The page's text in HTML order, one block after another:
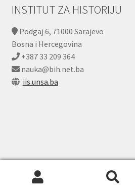
INSTITUT ZA HISTORIJU
Podgaj 6, 71000 Sarajevo
Bosna i Hercegovina
+387 33 209 364
nauka@bih.net.ba
iis.unsa.ba
© Webshop - Digitalni